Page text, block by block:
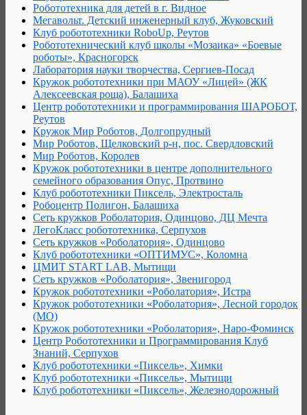
Робототехника для детей в г. Видное
Мегавольт. Детский инженерный клуб, Жуковский
Клуб робототехники RoboUp, Реутов
Робототехнический клуб школы «Мозаика» «Боевые
роботы», Красногорск
Лаборатория науки творчества, Сергиев-Посад
Кружок робототехники при МАОУ «Лицей» (ЖК
Алексеевская роща), Балашиха
Центр робототехники и программирования ШАРОБОТ,
Реутов
Кружок Мир Роботов, Долгопрудный
Мир Роботов, Щелковский р-н, пос. Свердловский
Мир Роботов, Королев
Кружок робототехники в центре дополнительного
семейного образования Опус, Протвино
Клуб робототехники Пиксель, Электросталь
Робоцентр Полигон, Балашиха
Сеть кружков Роболатория, Одинцово, ДЦ Мечта
ЛегоКласс робототехника, Серпухов
Сеть кружков «Роболатория», Одинцово
Клуб робототехники «ОПТИМУС», Коломна
ЦМИТ START LAB, Мытищи
Сеть кружков «Роболатория», Звенигород
Кружок робототехники «Роболатория», Истра
Кружок робототехники «Роболатория», Лесной городок
(МО)
Кружок робототехники «Роболатория», Наро-Фоминск
Центр Робототехники и Программирования Клуб
Знаний, Серпухов
Клуб робототехники «Пиксель», Химки
Клуб робототехники «Пиксель», Мытищи
Клуб робототехники «Пиксель», Железнодорожный